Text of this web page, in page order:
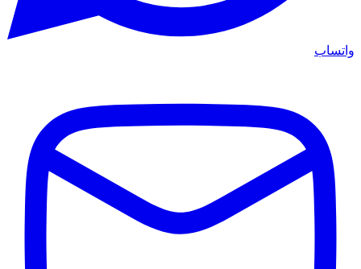
واتساب